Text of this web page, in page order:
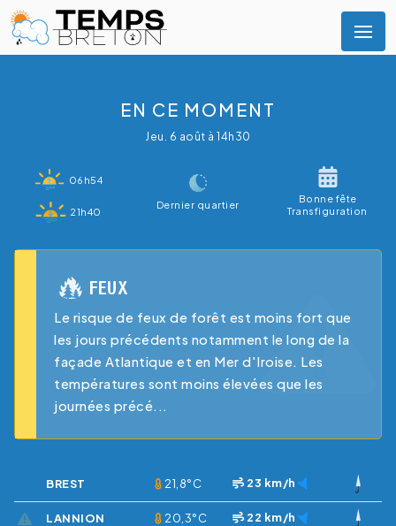
EN CE MOMENT
Jeu. 6 août à 14h30
06h54
21h40
Dernier quartier
Bonne fête
Transfiguration
FEUX
Le risque de feux de forêt est moins fort que
les jours précédents notamment le long de la
façade Atlantique et en Mer d'Iroise. Les
températures sont moins élevées que les
journées précé...
BREST 21,8°C 23 km/h
LANNION 20,3°C 22 km/h